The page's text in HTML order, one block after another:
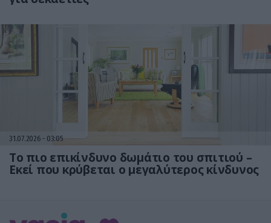
31.07.2026 03:05
Το πιο επικίνδυνο δωμάτιο του σπιτιού –
Εκεί που κρύβεται ο μεγαλύτερος κίνδυνος